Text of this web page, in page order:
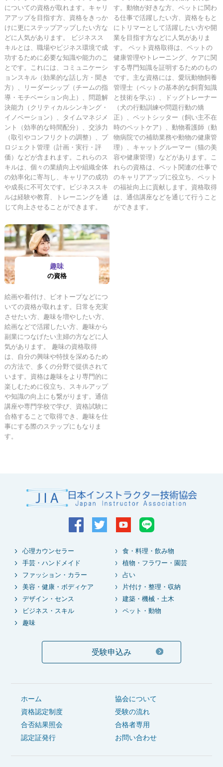
についての資格が取れます。キャリ
アアップを目指す方、資格をきっか
けに更にステップアップしたい方な
どに人気があります。 ビジネスス
キルとは、職場やビジネス環境で成
功するために必要な知識や能力のこ
とです。これには、コミュニケーシ
ョンスキル（効果的な話し方・聞き
方）、リーダーシップ（チームの指
導・モチベーション向上）、問題解
決能力（クリティカルシンキング・
イノベーション）、タイムマネジメ
ント（効率的な時間配分）、交渉力
（取引やコンフリクトの調整）、プ
ロジェクト管理（計画・実行・評
価）などが含まれます。これらのス
キルは、個々の業績向上や組織全体
の効率化に寄与し、キャリアの成功
や成長に不可欠です。ビジネススキ
ルは経験や教育、トレーニングを通
じて向上させることができます。
す。動物が好きな方、ペットに関わ
る仕事で活躍したい方、資格をもと
にトリマーとして活躍したい方や開
業を目指す方などに人気がありま
す。 ペット資格取得は、ペットの
健康管理やトレーニング、ケアに関
する専門知識を証明するためのもの
です。主な資格には、愛玩動物飼養
管理士（ペットの基本的な飼育知識
と技術を学ぶ）、ドッグトレーナー
（犬の行動訓練や問題行動の矯
正）、ペットシッター（飼い主不在
時のペットケア）、動物看護師（動
物病院での補助業務や動物の健康管
理）、キャットグルーマー（猫の美
容や健康管理）などがあります。こ
れらの資格は、ペット関連の仕事で
のキャリアアップに役立ち、ペット
の福祉向上に貢献します。資格取得
は、通信講座などを通じて行うこと
ができます。
趣味
の資格
絵画や着付け、ビオトープなどにつ
いての資格が取れます。日常を充実
させたい方、趣味を増やしたい方、
絵画などで活躍したい方、趣味から
副業につなげたい主婦の方などに人
気があります。 趣味の資格取得
は、自分の興味や特技を深めるため
の方法で、多くの分野で提供されて
います。資格は趣味をより専門的に
楽しむために役立ち、スキルアップ
や知識の向上にも繋がります。通信
講座や専門学校で学び、資格試験に
合格することで取得でき、趣味を仕
事にする際のステップにもなりま
す。
心理カウンセラー
食・料理・飲み物
手芸・ハンドメイド
植物・フラワー・園芸
ファッション・カラー
占い
美容・健康・ボディケア
片付け・整理・収納
デザイン・センス
建築・機械・土木
ビジネス・スキル
ペット・動物
趣味
受験申込み
ホーム
協会について
資格認定制度
受験の流れ
合否結果照会
合格者専用
認定証発行
お問い合わせ